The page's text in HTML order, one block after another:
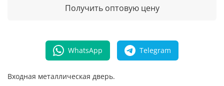
Получить оптовую цену
WhatsApp Telegram
Входная металлическая дверь.